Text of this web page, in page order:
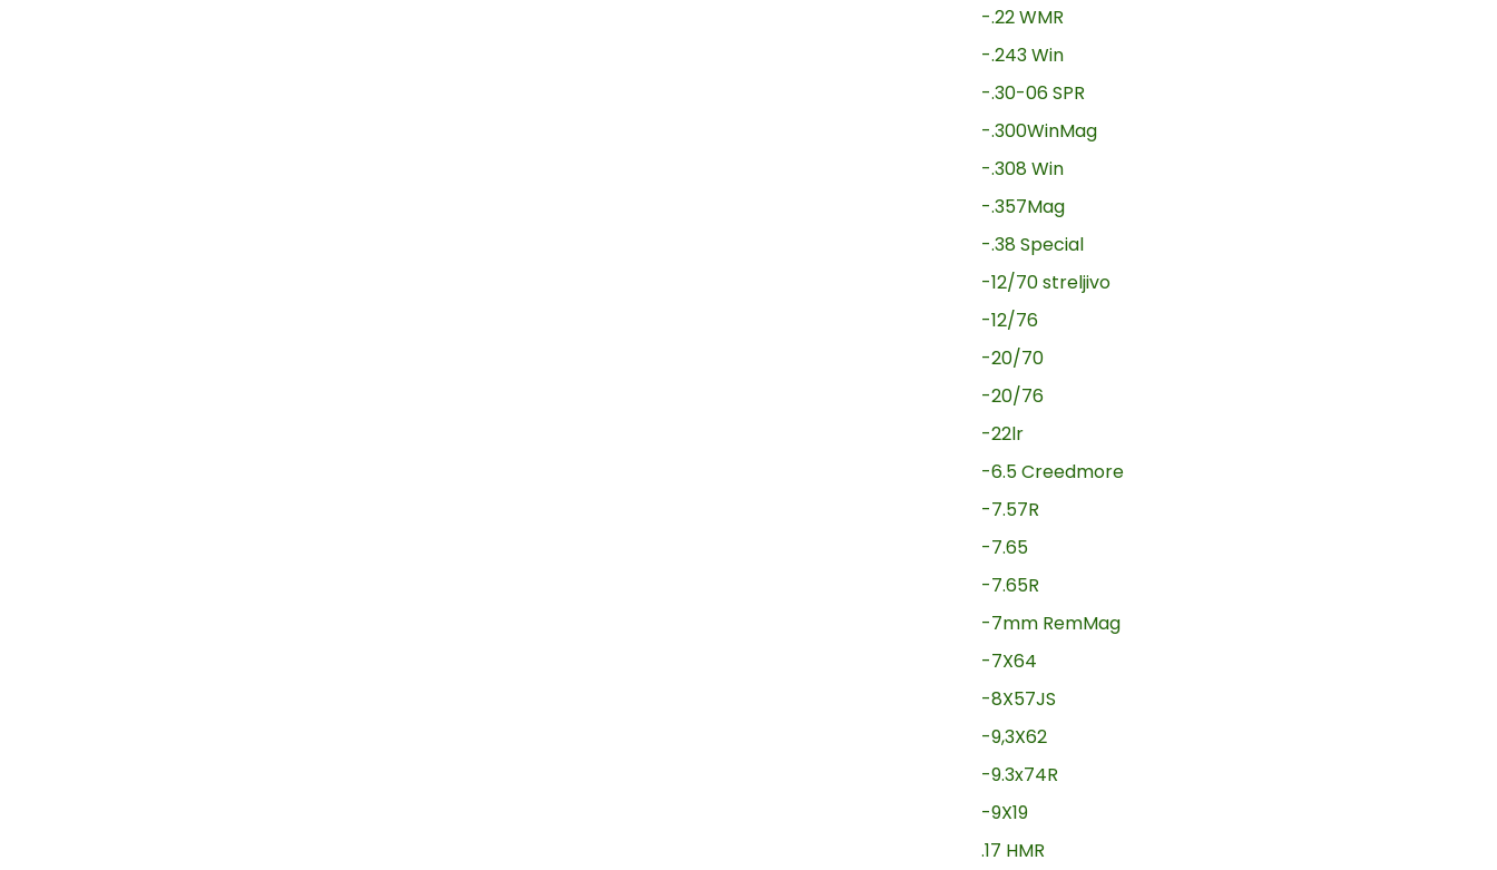
-.22 WMR
-.243 Win
-.30-06 SPR
-.300WinMag
-.308 Win
-.357Mag
-.38 Special
-12/70 streljivo
-12/76
-20/70
-20/76
-22lr
-6.5 Creedmore
-7.57R
-7.65
-7.65R
-7mm RemMag
-7X64
-8X57JS
-9,3X62
-9.3x74R
-9X19
.17 HMR